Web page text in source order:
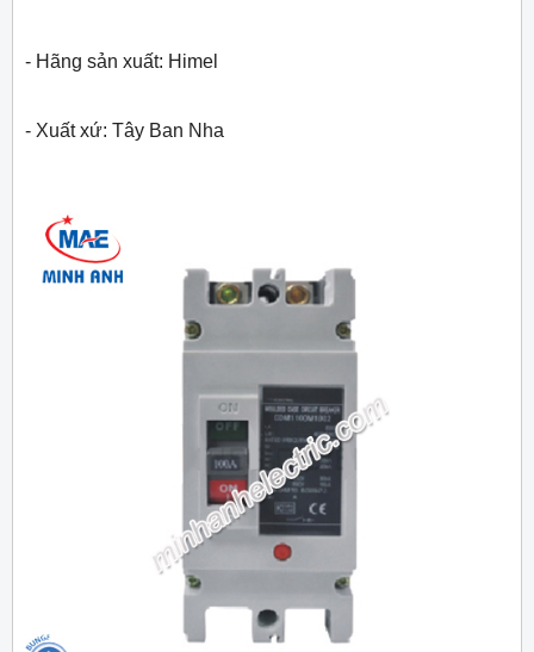
- Hãng sản xuất: Himel
- Xuất xứ: Tây Ban Nha